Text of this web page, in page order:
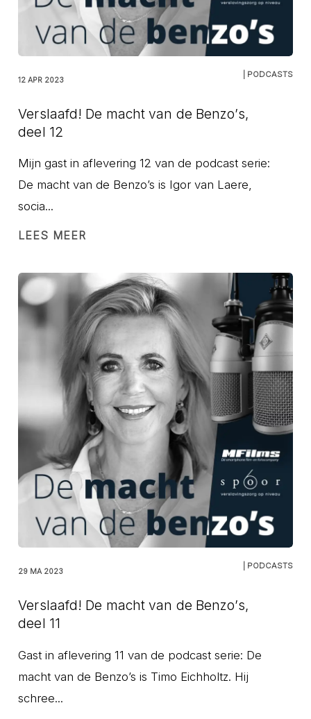
12 APR 2023
| PODCASTS
Verslaafd! De macht van de Benzo’s,
deel 12
Mijn gast in aflevering 12 van de podcast serie:
De macht van de Benzo’s is Igor van Laere,
socia...
LEES MEER
29 MA 2023
| PODCASTS
Verslaafd! De macht van de Benzo’s,
deel 11
Gast in aflevering 11 van de podcast serie: De
macht van de Benzo’s is Timo Eichholtz. Hij
schree...